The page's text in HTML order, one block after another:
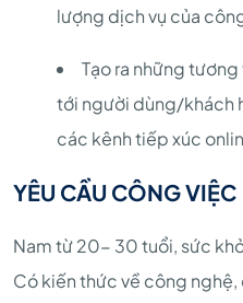
lượng dịch vụ của
Tạo ra những
tới người dùng/khách
các kênh tiếp xúc
YÊU CẦU CÔNG VIỆC
Nam từ 20- 30 tuổi, sức
Có kiến thức về công